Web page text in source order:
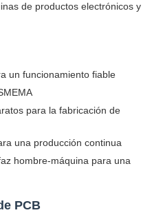
de productos electrónicos y
un funcionamiento fiable
para la fabricación de
una producción continua
hombre-máquina para una
PCB